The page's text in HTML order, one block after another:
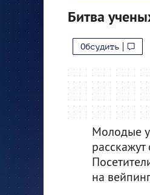
Битва
Обсудить
Молодые
на